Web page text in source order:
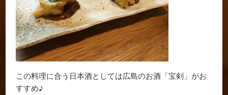
この料理に合う日本酒としては広島のお酒「宝剣」がお
すすめ♪